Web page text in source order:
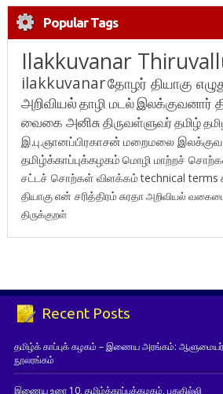
Popular Tags
Ilakkuvanar
ilakkuvanarதோழர் தியாகு
அறிவியல்தாழி மடல்இலக்குவனார்
வைகை அனிசுதிருவள்ளுவர்தமிழ்
இ.பு.ஞானப்பிரகாசன் மறைமலை
தமிழ்க்காப்புக்கழகம் மொழி மாற்றச்
சட்டச் சொற்கள் விளக்கம்technical terms
தியாகுஎன் சரித்திரம்சுரதாஅறிவியல்
திருக்குறள்
Recent Posts
தமிழ்க் காப்புக் கழகம் – இணைய அரங்கம்: ஆளுமையர்
நூலரங்கம்
இணைய உரை 10, தமிழ்க்காப்புக்கழகம், புதுதில்லி